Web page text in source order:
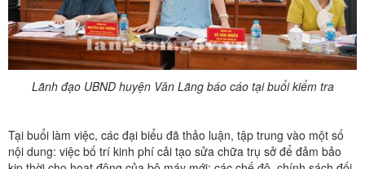
Lãnh đạo UBND huyện Văn Lãng báo cáo tại buổi kiểm tra
Tại buổi làm việc, các đại biểu đã thảo luận, tập trung vào một số
nội dung: việc bố trí kinh phí cải tạo sửa chữa trụ sở để đảm bảo